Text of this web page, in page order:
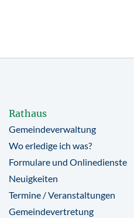
Rathaus
Gemeindeverwaltung
Wo erledige ich was?
Formulare und Onlinedienste
Neuigkeiten
Termine / Veranstaltungen
Gemeindevertretung